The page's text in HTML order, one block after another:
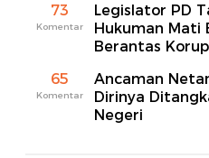
73
Komentar
Legislator PD
Hukuman Mati
Berantas
65
Komentar
Ancaman
Dirinya
Negeri